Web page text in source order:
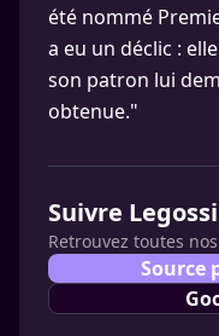
été nommé
a eu un déclic :
son patron lui
obtenue."
Suivre
Retrouvez toutes
Source